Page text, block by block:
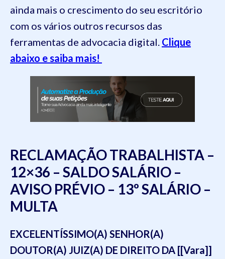
ainda mais o crescimento do seu escritório
com os vários outros recursos das
ferramentas de advocacia digital. Clique
abaixo e saiba mais!
RECLAMAÇÃO TRABALHISTA –
12×36 – SALDO SALÁRIO –
AVISO PRÉVIO – 13º SALÁRIO –
MULTA
EXCELENTÍSSIMO(A) SENHOR(A)
DOUTOR(A) JUIZ(A) DE DIREITO DA [[Vara]]